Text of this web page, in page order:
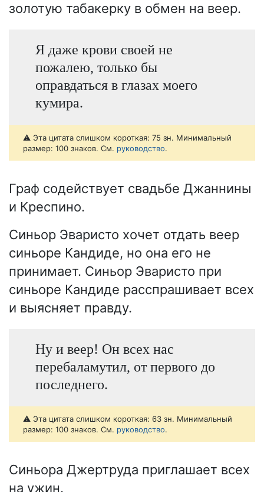
золотую табакерку в обмен на веер.
Я даже крови своей не
пожалею, только бы
оправдаться в глазах моего
кумира.
⚠️ Эта цитата слишком короткая: 75 зн. Минимальный
размер: 100 знаков. См. руководство.
Граф содействует свадьбе Джаннины
и Креспино.
Синьор Эваристо хочет отдать веер
синьоре Кандиде, но она его не
принимает. Синьор Эваристо при
синьоре Кандиде расспрашивает всех
и выясняет правду.
Ну и веер! Он всех нас
перебаламутил, от первого до
последнего.
⚠️ Эта цитата слишком короткая: 63 зн. Минимальный
размер: 100 знаков. См. руководство.
Синьора Джертруда приглашает всех
на ужин.